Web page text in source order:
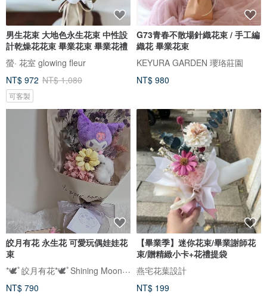
男生花束 大地色永生花束 中性設
計乾燥花花束 畢業花束 畢業花禮
螢· 花室 glowing fleur
NT$ 972 NT$ 1,080
可客製
G73青春不散場針織花束 / 手工編
織花 畢業花束
KEYURA GARDEN 瓔珞莊園
NT$ 980
皎月有花 永生花 可愛玩偶娃娃花
束
*🕊️ﾟ皎月有花*🕊️ﾟShining Moon Floral
NT$ 790
【畢業季】迷你花束/畢業謝師花
束/贈精緻小卡+花禮提袋
燕宅花葉設計
NT$ 199